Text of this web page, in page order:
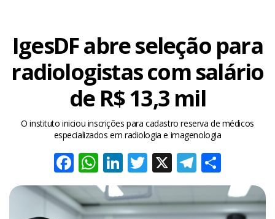
IgesDF abre seleção para
radiologistas com salário
de R$ 13,3 mil
O instituto iniciou inscrições para cadastro reserva de médicos
especializados em radiologia e imagenologia
Facebook
WhatsApp
LinkedIn
Twitter
X